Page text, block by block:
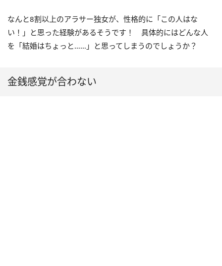
なんと8割以上のアラサー独女が、性格的に「この人はな
い！」と思った経験があるそうです！ 具体的にはどんな人
を「結婚はちょっと……」と思ってしまうのでしょうか？
金銭感覚が合わない